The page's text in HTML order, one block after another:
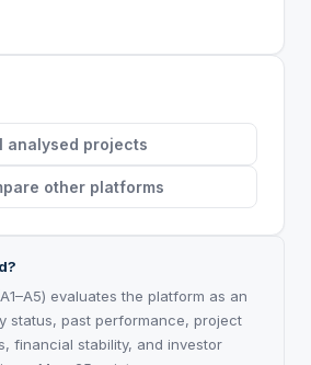
analysed projects
other platforms
evaluates the platform as an
status, past performance, project
financial stability, and investor